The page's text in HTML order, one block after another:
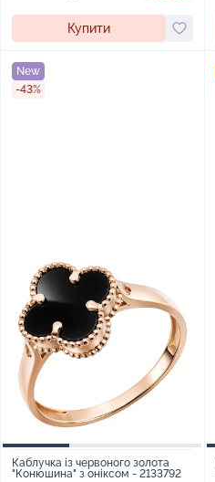
Купити
New
-43%
Каблучка із червоного золота
"Конюшина" з оніксом - 2133792